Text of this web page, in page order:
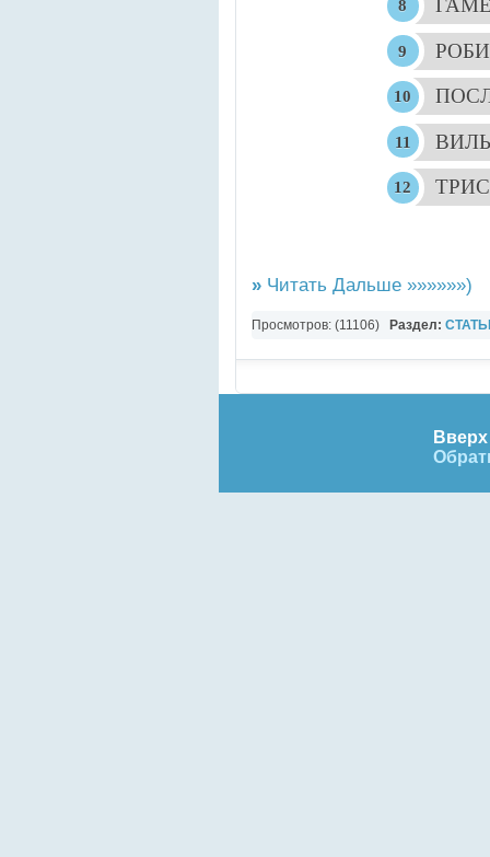
» Читать Дальше »»»»»»)
Просмотров: (11106) Раздел:
Вверх